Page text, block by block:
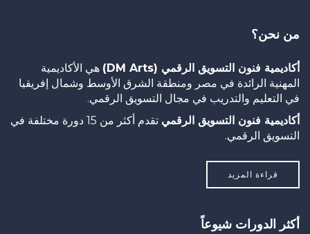
من نحن؟
أكاديمية فنون التسويق الرقمي (DM Arts)
هي الأكاديمية
المهنية الرائدة في مصر ومنطقة الشرق الأوسط وشمال إفريقيا
في التعليم والتدريب في مجال التسويق الرقمي.
أكاديمية فنون التسويق الرقمي
تقدم أكثر من 15 دورة مختلفة في
التسويق الرقمي.
قراءة المزيد
أكثر الدورات شيوعاً